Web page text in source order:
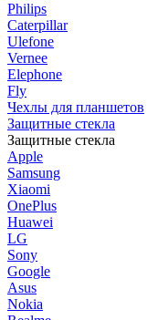
Philips
Caterpillar
Ulefone
Vernee
Elephone
Fly
Чехлы для планшетов
Защитные стекла
Защитные стекла
Apple
Samsung
Xiaomi
OnePlus
Huawei
LG
Sony
Google
Asus
Nokia